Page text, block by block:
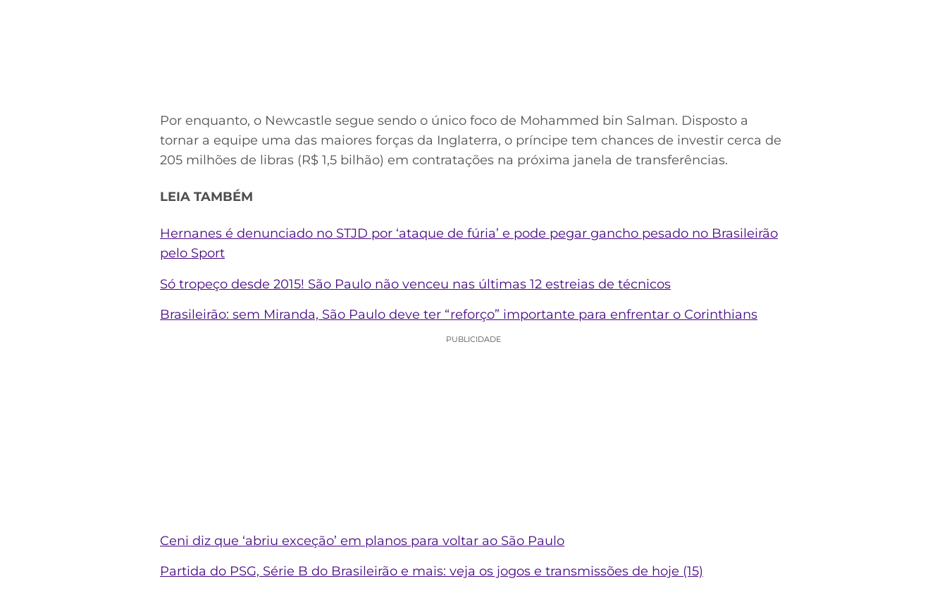
Por enquanto, o Newcastle segue sendo o único foco de Mohammed bin Salman. Disposto a
tornar a equipe uma das maiores forças da Inglaterra, o príncipe tem chances de investir cerca de
205 milhões de libras (R$ 1,5 bilhão) em contratações na próxima janela de transferências.
LEIA TAMBÉM
Hernanes é denunciado no STJD por ‘ataque de fúria’ e pode pegar gancho pesado no Brasileirão
pelo Sport
Só tropeço desde 2015! São Paulo não venceu nas últimas 12 estreias de técnicos
Brasileirão: sem Miranda, São Paulo deve ter “reforço” importante para enfrentar o Corinthians
PUBLICIDADE
Ceni diz que ‘abriu exceção’ em planos para voltar ao São Paulo
Partida do PSG, Série B do Brasileirão e mais: veja os jogos e transmissões de hoje (15)